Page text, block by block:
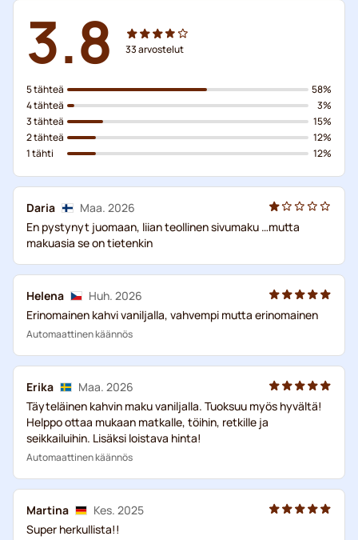
3.8 33arvostelut
5 tähteä
4 tähteä
3 tähteä
2 tähteä
1 tähti
58%
3%
15%
12%
12%
Daria
Maa. 2026
En pystynyt juomaan, liian teollinen sivumaku …mutta
makuasia se on tietenkin
Helena
Huh. 2026
Erinomainen kahvi vaniljalla, vahvempi mutta erinomainen
Automaattinen käännös
Erika
Maa. 2026
Täyteläinen kahvin maku vaniljalla. Tuoksuu myös hyvältä!
Helppo ottaa mukaan matkalle, töihin, retkille ja
seikkailuihin. Lisäksi loistava hinta!
Automaattinen käännös
Martina
Kes. 2025
Super herkullista!!